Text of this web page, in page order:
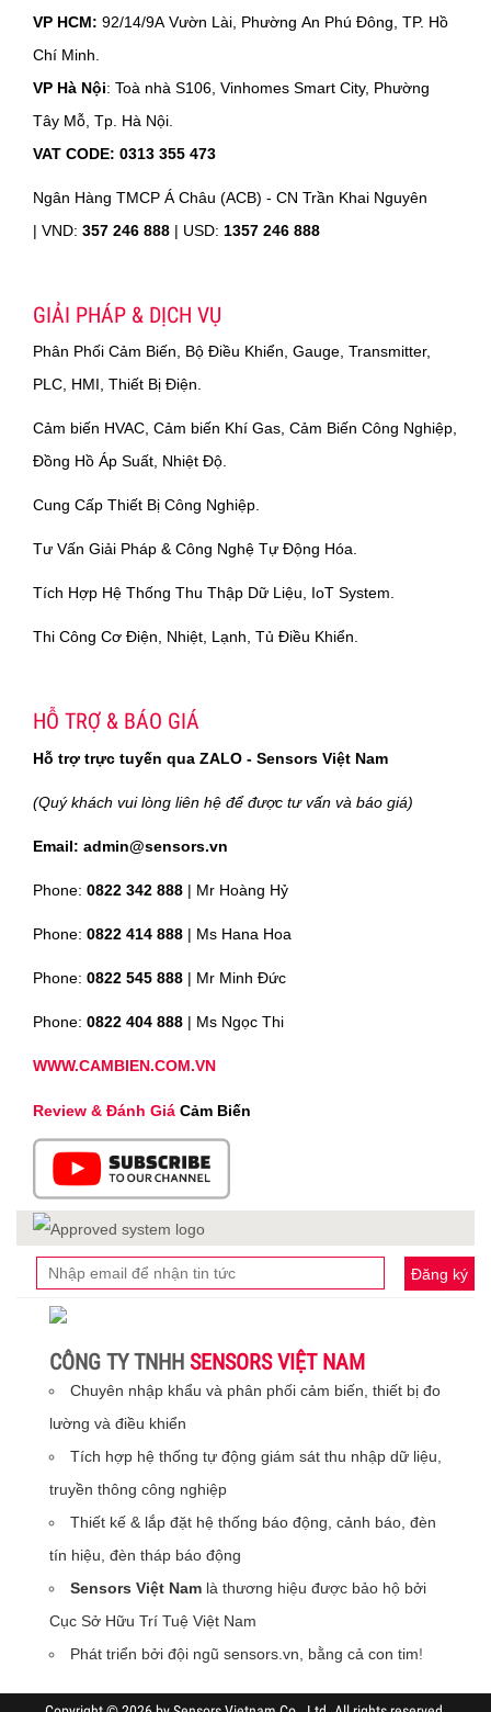
VP HCM: 92/14/9A Vườn Lài, Phường An Phú Đông, TP. Hồ
Chí Minh.
VP Hà Nội: Toà nhà S106, Vinhomes Smart City, Phường
Tây Mỗ, Tp. Hà Nội.
VAT CODE: 0313 355 473
Ngân Hàng TMCP Á Châu (ACB) - CN Trần Khai Nguyên
| VND: 357 246 888 | USD: 1357 246 888
GIẢI PHÁP & DỊCH VỤ
Phân Phối Cảm Biến, Bộ Điều Khiển, Gauge, Transmitter,
PLC, HMI, Thiết Bị Điện.
Cảm biến HVAC, Cảm biến Khí Gas, Cảm Biến Công Nghiệp,
Đồng Hồ Áp Suất, Nhiệt Độ.
Cung Cấp Thiết Bị Công Nghiệp.
Tư Vấn Giải Pháp & Công Nghệ Tự Động Hóa.
Tích Hợp Hệ Thống Thu Thập Dữ Liệu, IoT System.
Thi Công Cơ Điện, Nhiệt, Lạnh, Tủ Điều Khiển.
HỖ TRỢ & BÁO GIÁ
Hỗ trợ trực tuyến qua ZALO - Sensors Việt Nam
(Quý khách vui lòng liên hệ để được tư vấn và báo giá)
Email: admin@sensors.vn
Phone: 0822 342 888 | Mr Hoàng Hỷ
Phone: 0822 414 888 | Ms Hana Hoa
Phone: 0822 545 888 | Mr Minh Đức
Phone: 0822 404 888 | Ms Ngọc Thi
WWW.CAMBIEN.COM.VN
Review & Đánh Giá Cảm Biến
Đăng ký
CÔNG TY TNHH SENSORS VIỆT NAM
Chuyên nhập khẩu và phân phối cảm biến, thiết bị đo
lường và điều khiển
Tích hợp hệ thống tự động giám sát thu nhập dữ liệu,
truyền thông công nghiệp
Thiết kế & lắp đặt hệ thống báo động, cảnh báo, đèn
tín hiệu, đèn tháp báo động
Sensors Việt Nam là thương hiệu được bảo hộ bởi
Cục Sở Hữu Trí Tuệ Việt Nam
Phát triển bởi đội ngũ sensors.vn, bằng cả con tim!